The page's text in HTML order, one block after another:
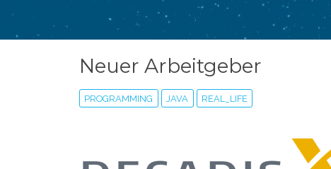
Neuer Arbeitgeber
PROGRAMMING JAVA REAL_LIFE